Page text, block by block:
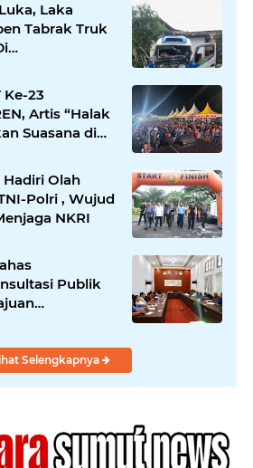
Laka
Tabrak Truk
Ke-23
Artis “Halak
Suasana di
Olah
Polri , Wujud
NKRI
Publik
Selengkapnya